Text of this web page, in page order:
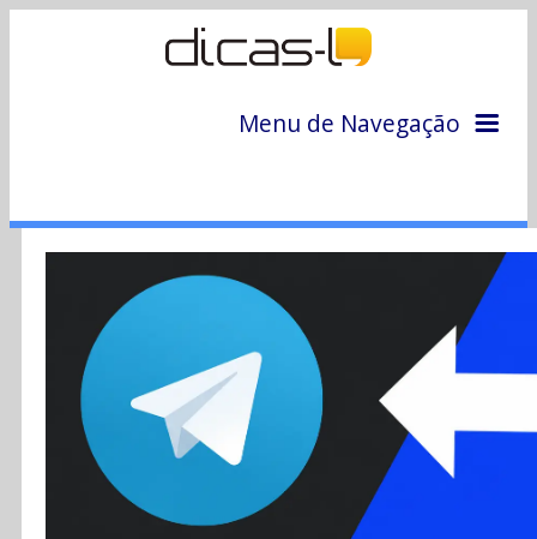
Menu de Navegação
Colunas
Colaboradores